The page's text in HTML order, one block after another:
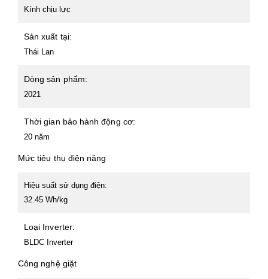
Kính chịu lực
Sản xuất tại:
Thái Lan
Dòng sản phẩm:
2021
Thời gian bảo hành động cơ:
20 năm
Mức tiêu thụ điện năng
Hiệu suất sử dụng điện:
32.45 Wh/kg
Loại Inverter:
BLDC Inverter
Công nghệ giặt